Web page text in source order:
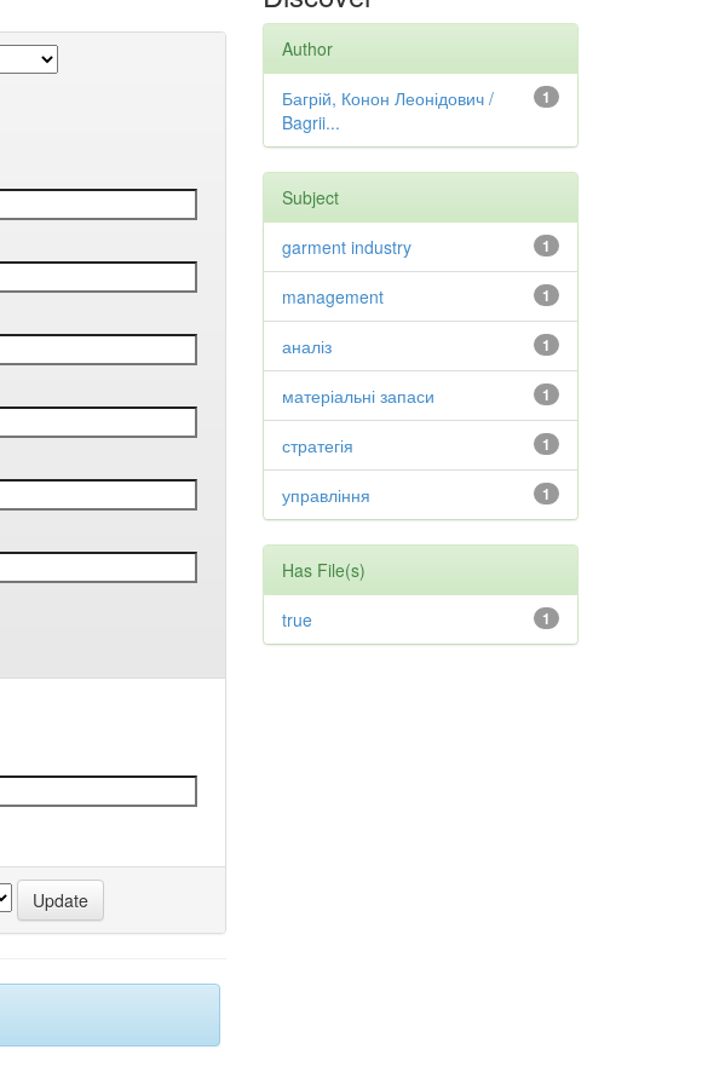
Author
1
Багрій, Конон Леонідович /
Bagrii...
Subject
1
garment industry
1
management
1
аналіз
1
матеріальні запаси
1
стратегія
1
управління
Has File(s)
1
true